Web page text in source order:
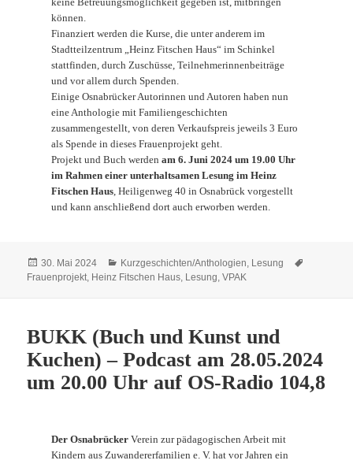
können.
Finanziert werden die Kurse, die unter anderem im
Stadtteilzentrum „Heinz Fitschen Haus“ im Schinkel
stattfinden, durch Zuschüsse, Teilnehmerinnenbeiträge
und vor allem durch Spenden.
Einige Osnabrücker Autorinnen und Autoren haben nun
eine Anthologie mit Familiengeschichten
zusammengestellt, von deren Verkaufspreis jeweils 3 Euro
als Spende in dieses Frauenprojekt geht.
Projekt und Buch werden am 6. Juni 2024 um 19.00 Uhr
im Rahmen einer unterhaltsamen Lesung im Heinz
Fitschen Haus, Heiligenweg 40 in Osnabrück vorgestellt
und kann anschließend dort auch erworben werden.
Veröffentlicht
am
30. Mai 2024 Kategorien
Kurzgeschichten/Anthologien Lesung
Frauenprojekt Heinz Fitschen Haus Lesung ,VPAK
BUKK (Buch und Kunst und
Kuchen) – Podcast am 28.05.2024
um 20.00 Uhr auf OS-Radio 104,8
Der Osnabrücker Verein zur pädagogischen Arbeit mit
Kindern aus Zuwandererfamilien e. V. hat vor Jahren ein